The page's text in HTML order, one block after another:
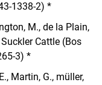
1338-2) *
M., de la Plain,
Cattle (Bos
3) *
Martin, G., müller,